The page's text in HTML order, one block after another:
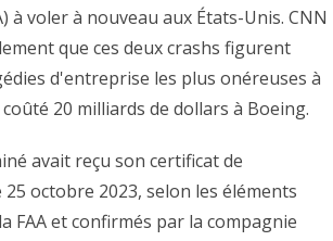
à voler à nouveau aux États-Unis. CNN
que ces deux crashs figurent
d'entreprise les plus onéreuses à
20 milliards de dollars à Boeing.
avait reçu son certificat de
octobre 2023, selon les éléments
FAA et confirmés par la compagnie